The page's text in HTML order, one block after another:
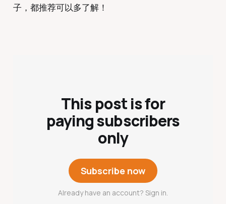
子，都推荐可以多了解！
This post is for
paying subscribers
only
Subscribe now
Already have an account? Sign in.